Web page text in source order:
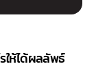
ให้ได้ผลลัพธ์